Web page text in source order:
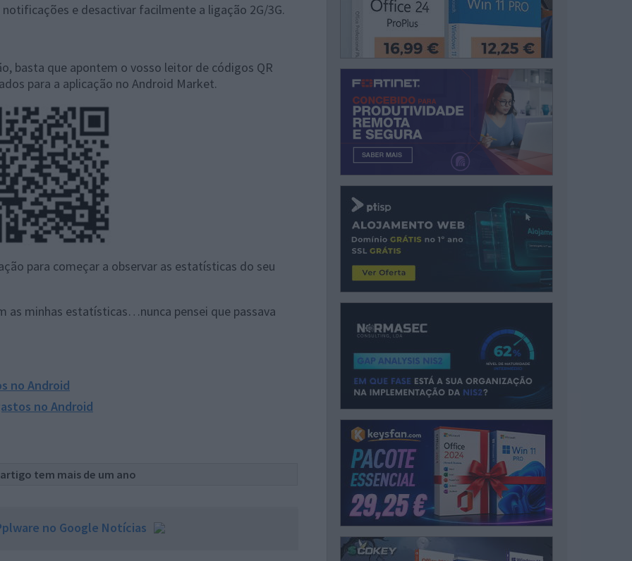
e desactivar facilmente a ligação 2G/3G.
basta que apontem o vosso leitor de códigos QR
para a aplicação no Android Market.
para começar a observar as estatísticas do seu
as minhas estatísticas…nunca pensei que passava
no Android
no Android
tem mais de um ano
no Google Notícias